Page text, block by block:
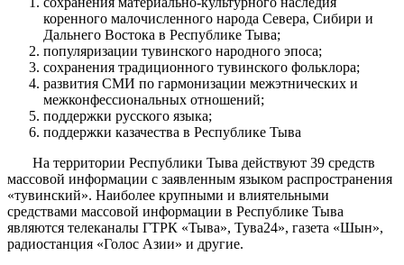
коренного малочисленного народа Севера, Сибири и
Дальнего Востока в Республике Тыва;
популяризации тувинского народного эпоса;
сохранения традиционного тувинского фольклора;
развития СМИ по гармонизации межэтнических и
межконфессиональных отношений;
поддержки русского языка;
поддержки казачества в Республике Тыва
На территории Республики Тыва действуют 39 средств
массовой информации с заявленным языком распространения
«тувинский». Наиболее крупными и влиятельными
средствами массовой информации в Республике Тыва
являются телеканалы ГТРК «Тыва», Тува24», газета «Шын»,
радиостанция «Голос Азии» и другие.